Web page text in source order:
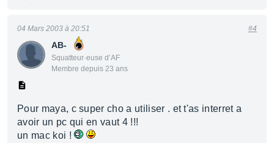
AB-
Squatteur·euse d’AF
Membre depuis 23 ans
04 Mars 2003 à 20:51 #4
Pour maya, c super cho a utiliser . et t'as interret a
avoir un pc qui en vaut 4 !!!
un mac koi !